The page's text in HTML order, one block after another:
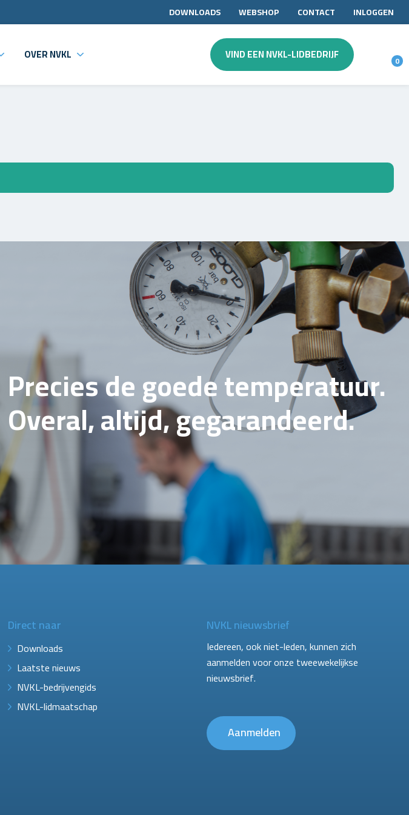
DOWNLOADS WEBSHOP CONTACT INLOGGEN
OVER NVKL VIND EEN NVKL-LIDBEDRIJF 0
Precies de goede temperatuur.
Overal, altijd, gegarandeerd.
Direct naar
Downloads
Laatste nieuws
NVKL-bedrijvengids
NVKL-lidmaatschap
NVKL nieuwsbrief
Iedereen, ook niet-leden, kunnen zich
aanmelden voor onze tweewekelijkse
nieuwsbrief.
Aanmelden